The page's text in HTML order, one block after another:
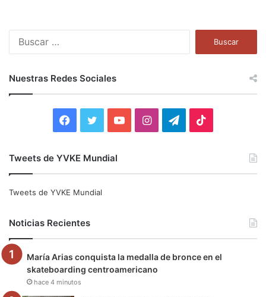
:
Nuestras Redes Sociales
e
o
o
k
t
e
r
b
e
I
g
r
r
a
k
Tweets de YVKE Mundial
Tweets de YVKE Mundial
Noticias Recientes
María Arias conquista la medalla de bronce en el
skateboarding centroamericano
hace 4 minutos